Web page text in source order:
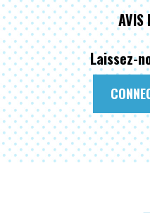
AVIS
Laissez-